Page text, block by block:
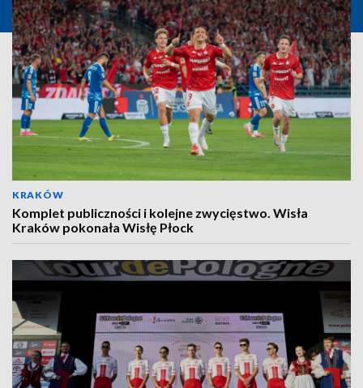
KRAKÓW
Komplet publiczności i kolejne zwycięstwo. Wisła
Kraków pokonała Wisłę Płock